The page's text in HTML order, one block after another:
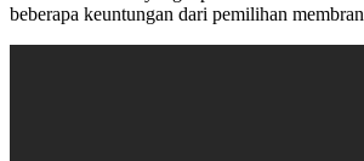
beberapa keuntungan dari pemilihan